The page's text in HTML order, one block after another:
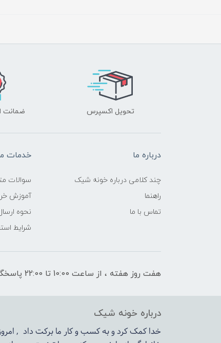
تحویل اکسپرس ضمانت
درباره ما
چند کلامی درباره خونه شیک
راهنما
تماس با ما
خدمات
سوالات
آموزش
نحوه
شرایط
هفت روز هفته ، از ساعت 10:00 تا 22:00 پاسخگوی شما هستیم
درباره خونه شیک
خدا کمک کرد و به کسب و کار ما برکت داد ,